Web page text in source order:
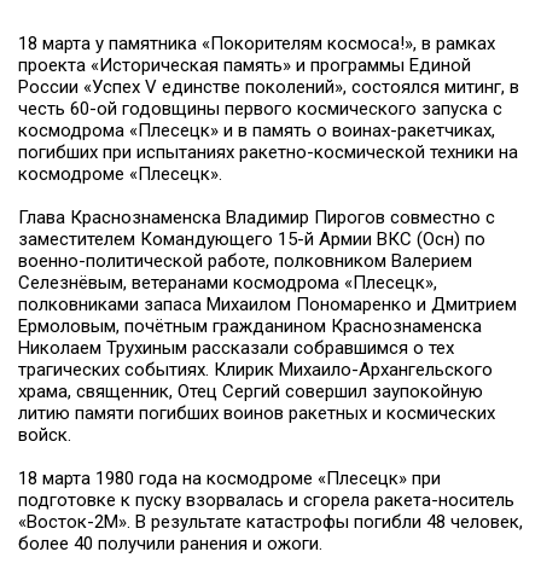
18 марта у памятника «Покорителям космоса!», в рамках
проекта «Историческая память» и программы Единой
России «Успех V единстве поколений», состоялся митинг, в
честь 60-ой годовщины первого космического запуска с
космодрома «Плесецк» и в память о воинах-ракетчиках,
погибших при испытаниях ракетно-космической техники на
космодроме «Плесецк».
Глава Краснознаменска Владимир Пирогов совместно с
заместителем Командующего 15-й Армии ВКС (Осн) по
военно-политической работе, полковником Валерием
Селезнёвым, ветеранами космодрома «Плесецк»,
полковниками запаса Михаилом Пономаренко и Дмитрием
Ермоловым, почётным гражданином Краснознаменска
Николаем Трухиным рассказали собравшимся о тех
трагических событиях. Клирик Михаило-Архангельского
храма, священник, Отец Сергий совершил заупокойную
литию памяти погибших воинов ракетных и космических
войск.
18 марта 1980 года на космодроме «Плесецк» при
подготовке к пуску взорвалась и сгорела ракета-носитель
«Восток-2М». В результате катастрофы погибли 48 человек,
более 40 получили ранения и ожоги.